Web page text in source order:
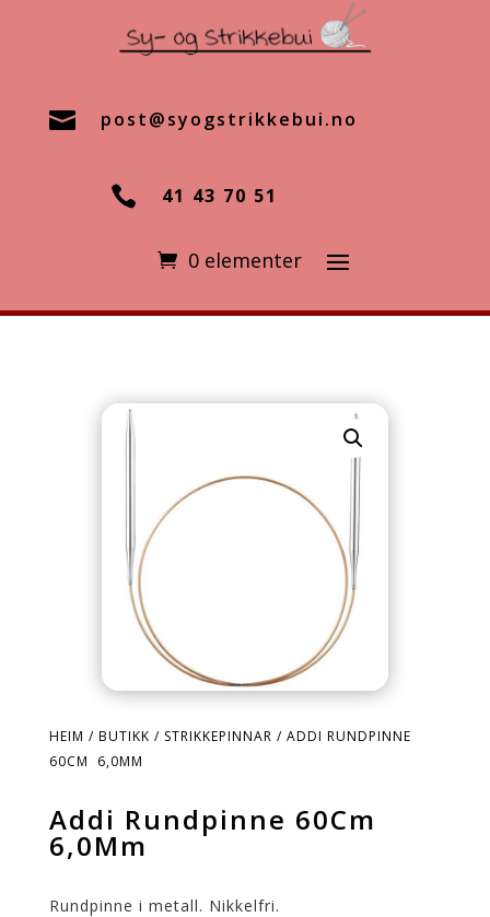
 post@syogstrikkebui.no
 41 43 70 51
0 elementer
HEIM / BUTIKK / STRIKKEPINNAR / ADDI RUNDPINNE
60CM 6,0MM
Addi Rundpinne 60Cm
6,0Mm
Rundpinne i metall. Nikkelfri.